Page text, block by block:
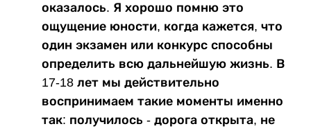
оказалось. Я хорошо помню это
ощущение юности, когда кажется, что
один экзамен или конкурс способны
определить всю дальнейшую жизнь. В
17-18 лет мы действительно
воспринимаем такие моменты именно
так: получилось - дорога открыта, не